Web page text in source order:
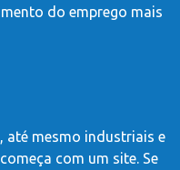
do emprego mais
até mesmo industriais e
com um site. Se